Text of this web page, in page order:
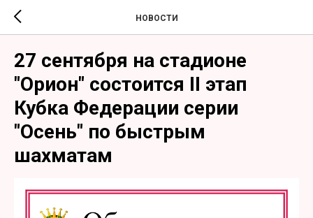
НОВОСТИ
27 сентября на стадионе
"Орион" состоится II этап
Кубка Федерации серии
"Осень" по быстрым
шахматам